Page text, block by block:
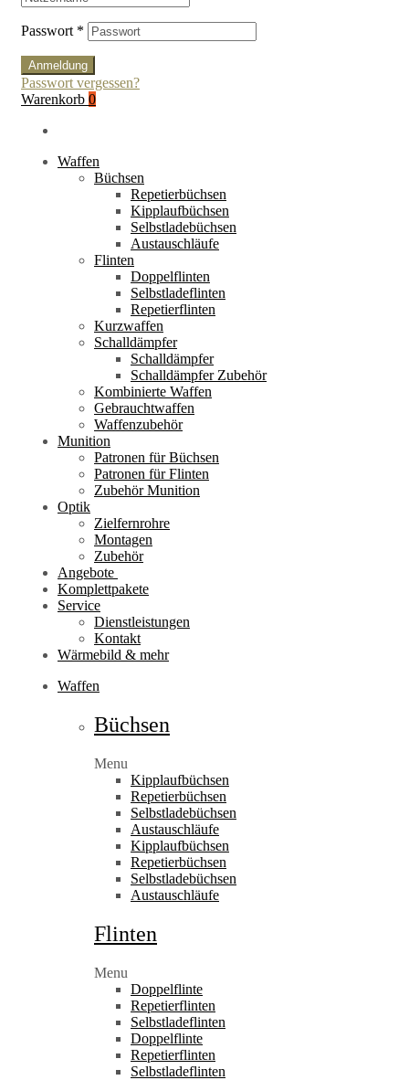
Passwort *
Anmeldung
Passwort vergessen?
Warenkorb 0
Waffen
Büchsen
Repetierbüchsen
Kipplaufbüchsen
Selbstladebüchsen
Austauschläufe
Flinten
Doppelflinten
Selbstladeflinten
Repetierflinten
Kurzwaffen
Schalldämpfer
Schalldämpfer
Schalldämpfer Zubehör
Kombinierte Waffen
Gebrauchtwaffen
Waffenzubehör
Munition
Patronen für Büchsen
Patronen für Flinten
Zubehör Munition
Optik
Zielfernrohre
Montagen
Zubehör
Angebote
Komplettpakete
Service
Dienstleistungen
Kontakt
Wärmebild & mehr
Waffen
Büchsen
Menu
Kipplaufbüchsen
Repetierbüchsen
Selbstladebüchsen
Austauschläufe
Kipplaufbüchsen
Repetierbüchsen
Selbstladebüchsen
Austauschläufe
Flinten
Menu
Doppelflinte
Repetierflinten
Selbstladeflinten
Doppelflinte
Repetierflinten
Selbstladeflinten